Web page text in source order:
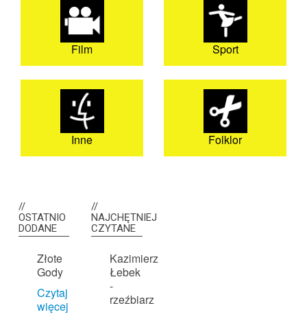
Film Sport
Inne Folklor
OSTATNIO
DODANE
Złote
Gody
Czytaj
więcej
NAJCHĘTNIEJ
CZYTANE
Kazimierz
Łebek
-
rzeźbiarz